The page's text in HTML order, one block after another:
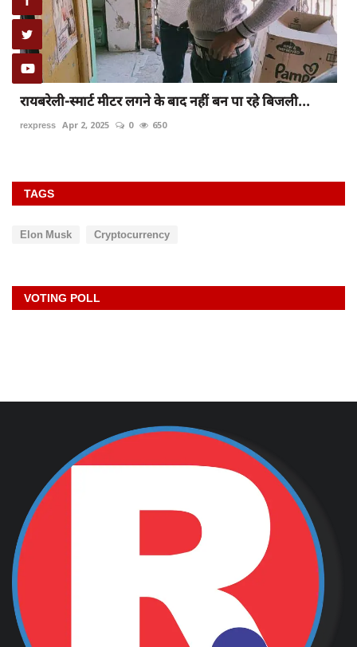
रायबरेली-स्मार्ट मीटर लगने के बाद नहीं बन पा रहे बिजली...
rexpress Apr 2, 2025 0 650
TAGS
Elon Musk Cryptocurrency
VOTING POLL